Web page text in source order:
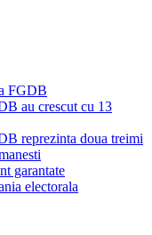
FGDB
au crescut cu 13
reprezinta doua treimi
garantate
electorala